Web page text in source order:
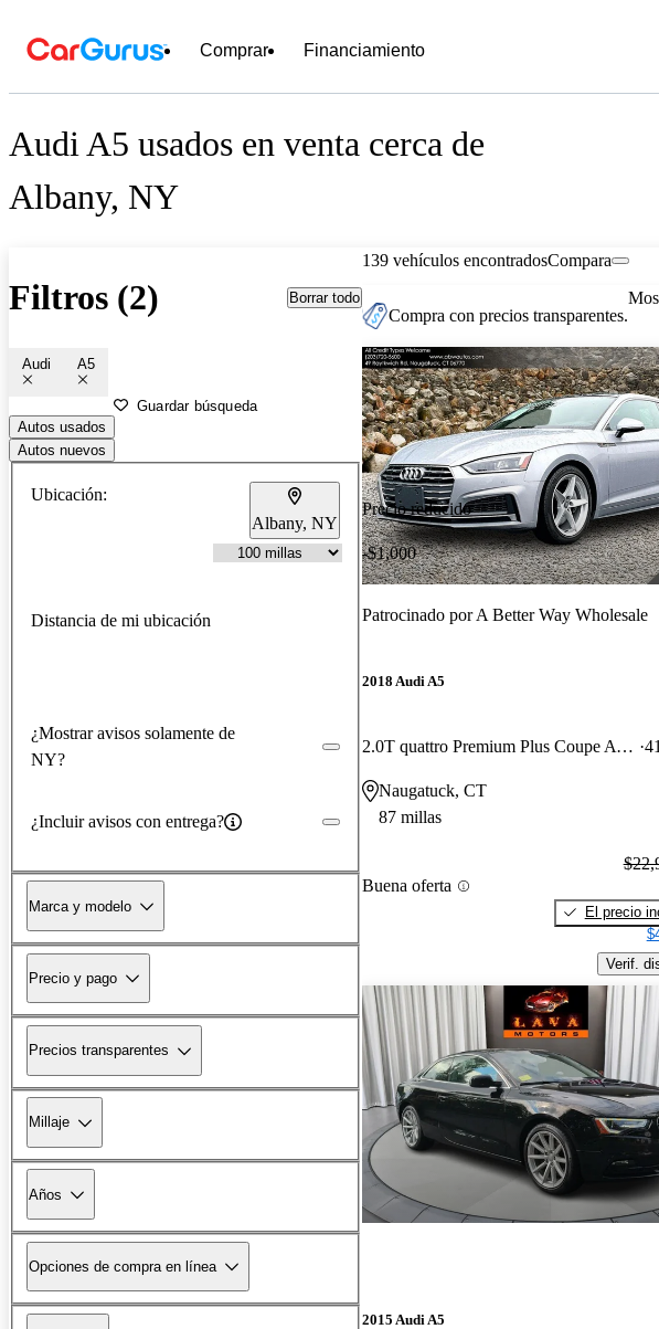
Comprar Financiamiento
Audi A5 usados en venta cerca de
Albany, NY
Filtros (2) Borrar todo
Audi A5
Guardar búsqueda
Autos usados
Autos nuevos
Ubicación:
Albany, NY
Distancia de mi ubicación
¿Mostrar avisos solamente de
NY?
¿Incluir avisos con entrega?
Marca y modelo
Precio y pago
Precios transparentes
Millaje
Años
Opciones de compra en línea
139 vehículos encontradosCompara
Compra con precios transparentes.
Precio reducido
-$1,000
Patrocinado porA Better Way Wholesale
2018 Audi A5
2.0T quattro Premium Plus Coupe AWD
Naugatuck, CT
87 millas
Buena oferta
El precio
Verif.
2015 Audi A5